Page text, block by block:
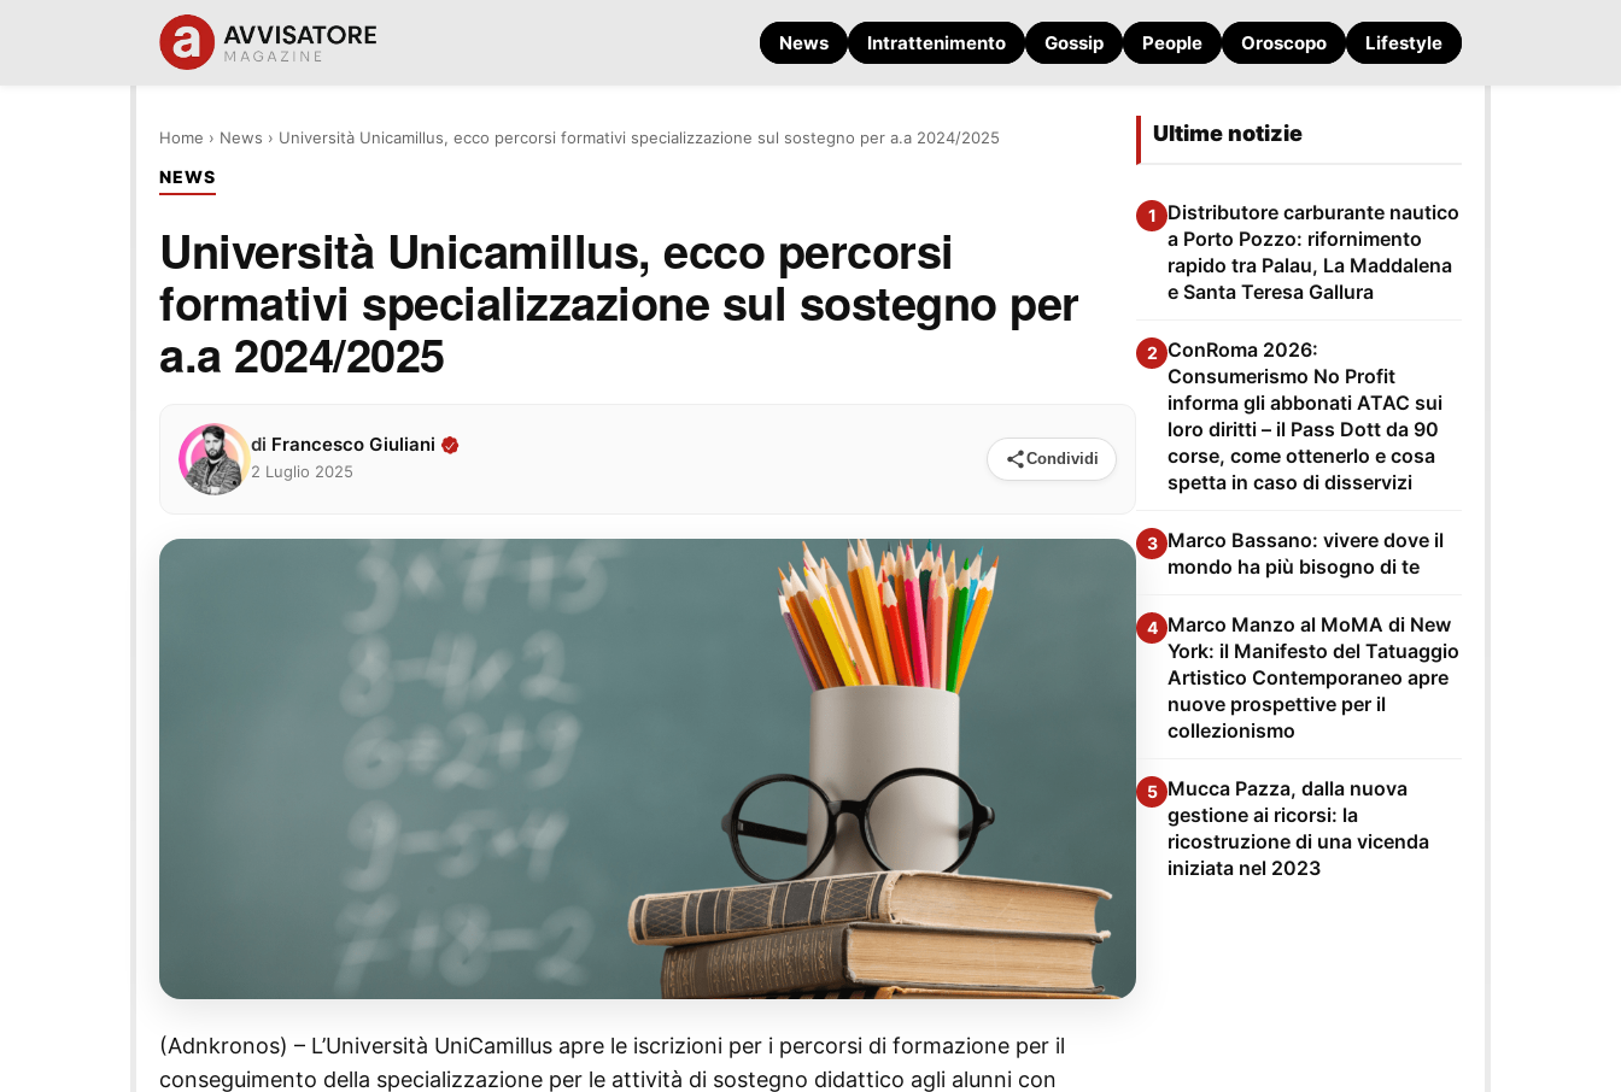
News Intrattenimento Gossip People Oroscopo Lifestyle
Home › News › Università Unicamillus, ecco percorsi formativi specializzazione sul sostegno per a.a 2024/2025
NEWS
Università Unicamillus, ecco percorsi
formativi specializzazione sul sostegno per
a.a 2024/2025
di Francesco Giuliani
2 Luglio 2025
Condividi
(Adnkronos) – L’Università UniCamillus apre le iscrizioni per i percorsi di formazione per il
conseguimento della specializzazione per le attività di sostegno didattico agli alunni con
Ultime notizie
1
Distributore carburante nautico
a Porto Pozzo: rifornimento
rapido tra Palau, La Maddalena
e Santa Teresa Gallura
2 ConRoma 2026:
Consumerismo No Profit
informa gli abbonati ATAC sui
loro diritti – il Pass Dott da 90
corse, come ottenerlo e cosa
spetta in caso di disservizi
3 Marco Bassano: vivere dove il
mondo ha più bisogno di te
4 Marco Manzo al MoMA di New
York: il Manifesto del Tatuaggio
Artistico Contemporaneo apre
nuove prospettive per il
collezionismo
5 Mucca Pazza, dalla nuova
gestione ai ricorsi: la
ricostruzione di una vicenda
iniziata nel 2023